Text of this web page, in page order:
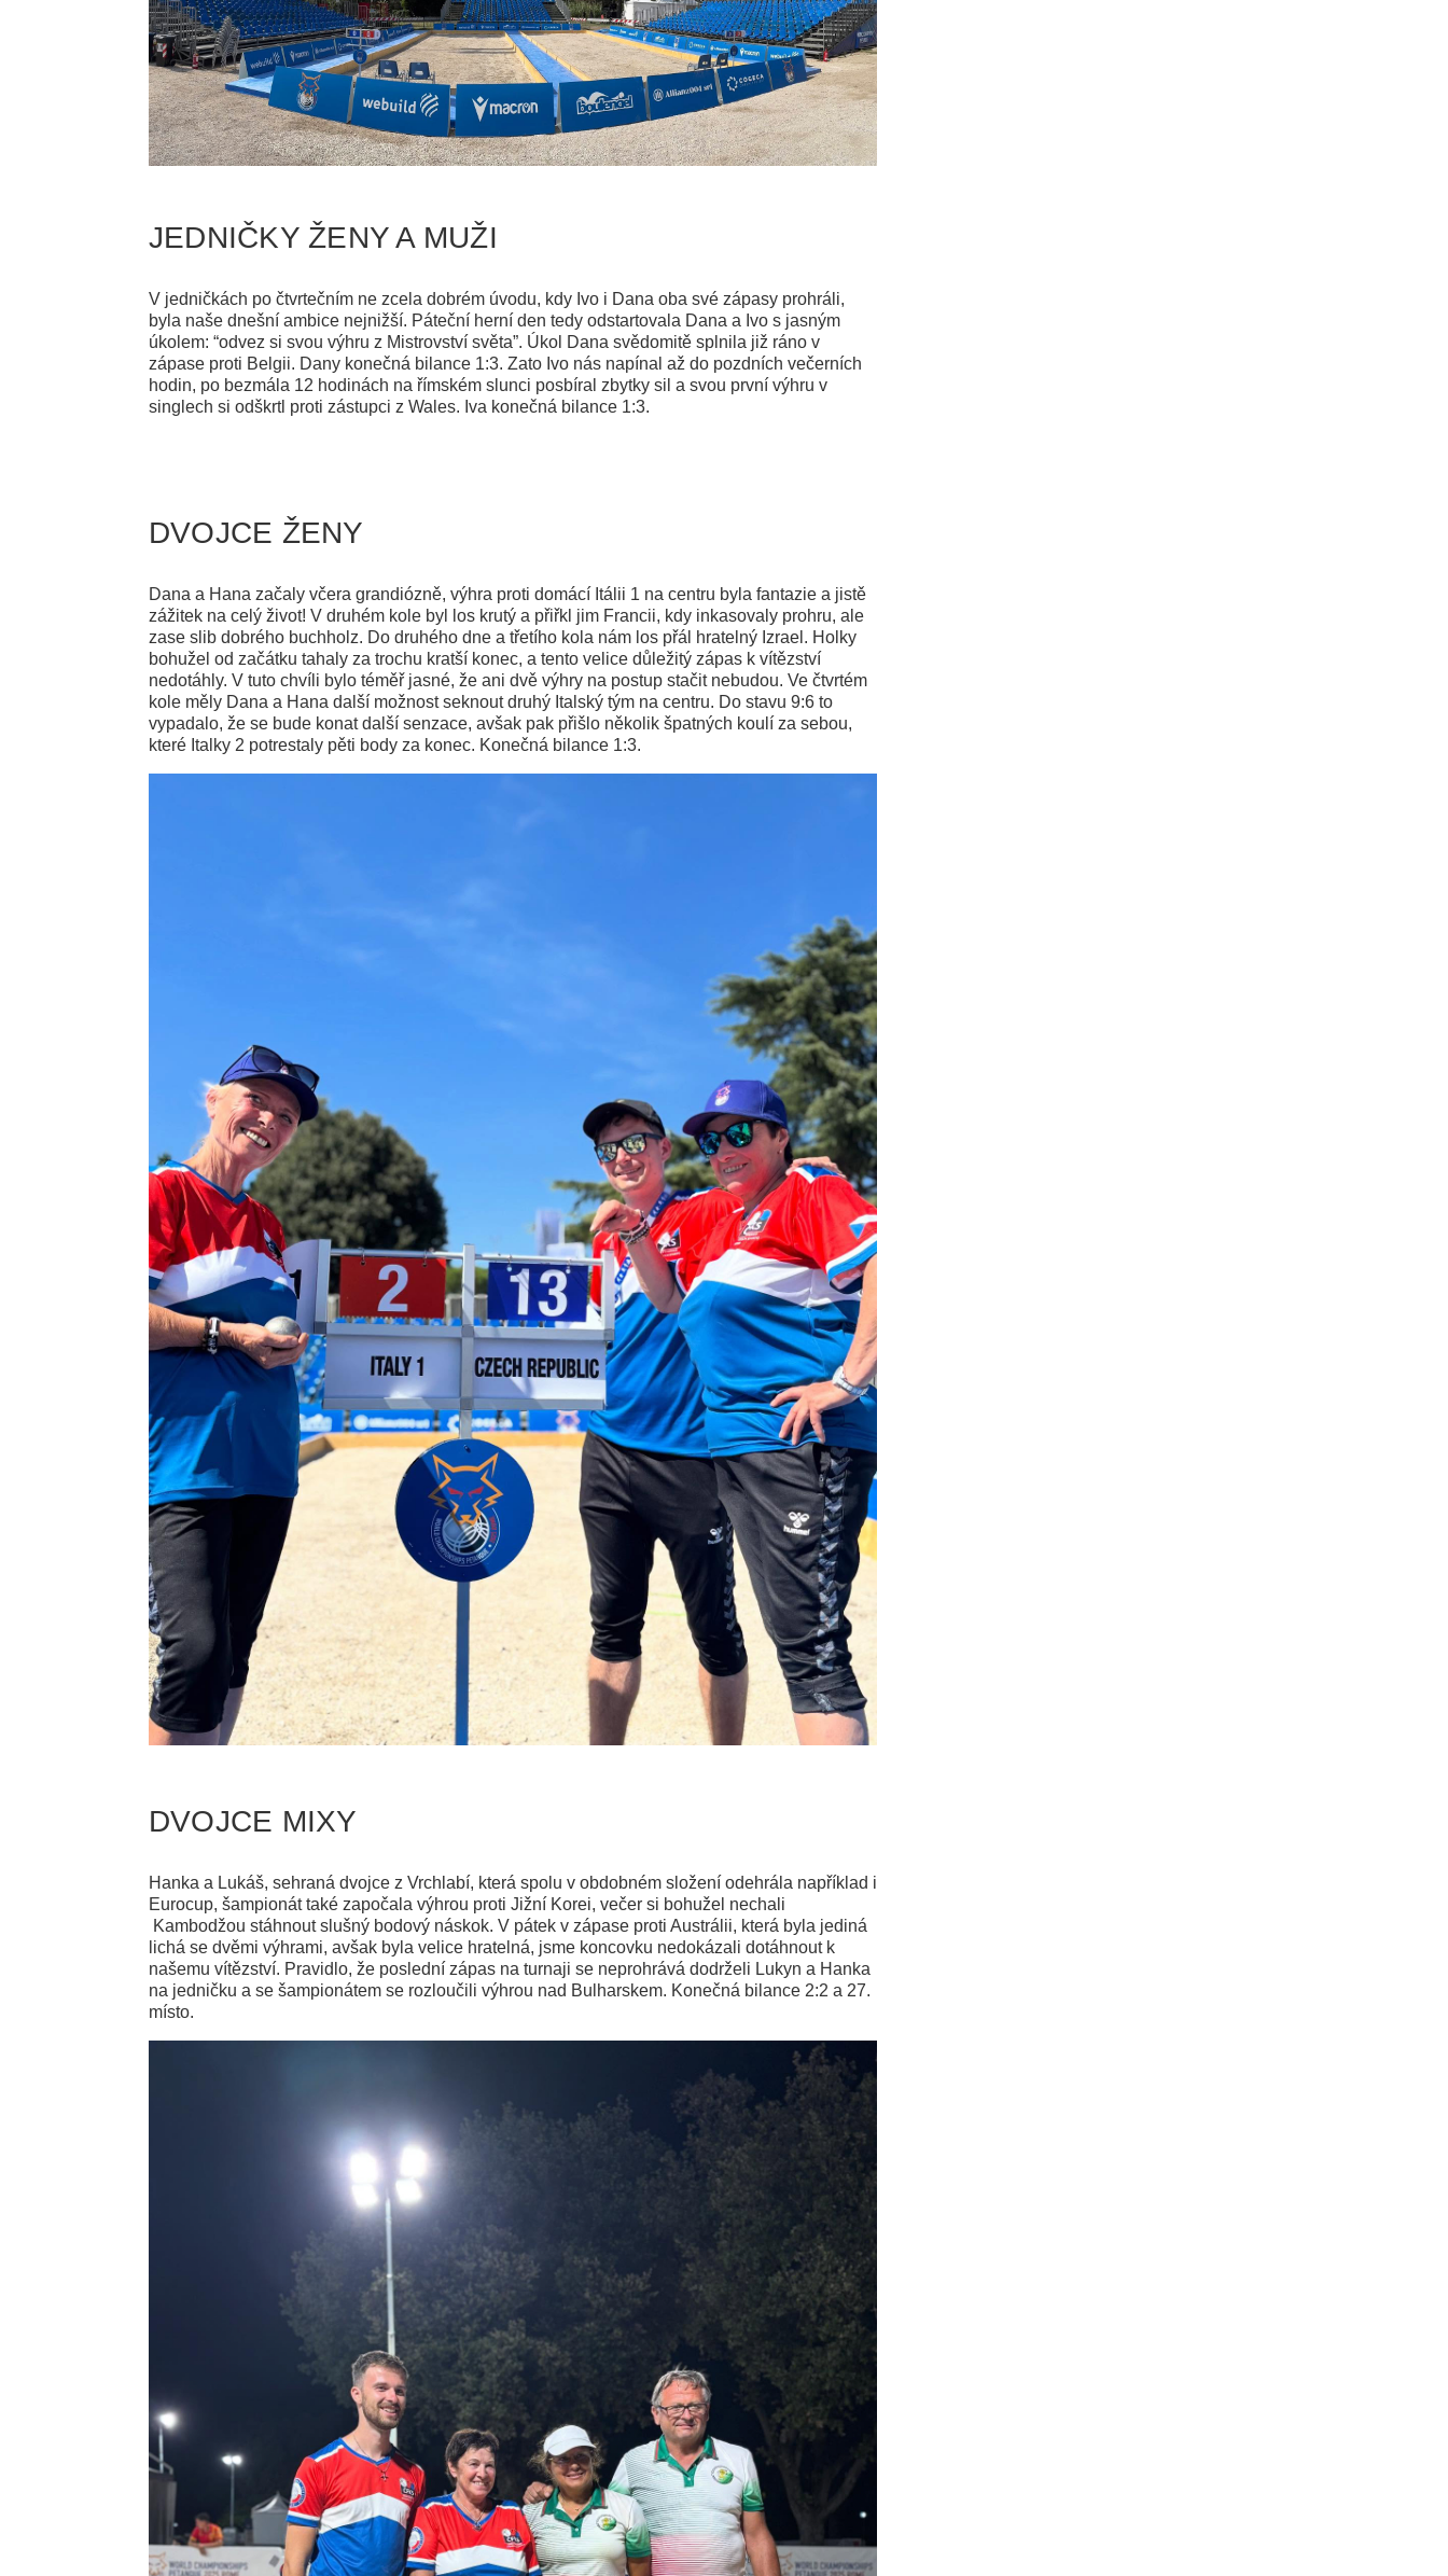
JEDNIČKY ŽENY A MUŽI
V jedničkách po čtvrtečním ne zcela dobrém úvodu, kdy Ivo i Dana oba své zápasy prohráli,
byla naše dnešní ambice nejnižší. Páteční herní den tedy odstartovala Dana a Ivo s jasným
úkolem: “odvez si svou výhru z Mistrovství světa”. Úkol Dana svědomitě splnila již ráno v
zápase proti Belgii. Dany konečná bilance 1:3. Zato Ivo nás napínal až do pozdních večerních
hodin, po bezmála 12 hodinách na římském slunci posbíral zbytky sil a svou první výhru v
singlech si odškrtl proti zástupci z Wales. Iva konečná bilance 1:3.
DVOJCE ŽENY
Dana a Hana začaly včera grandiózně, výhra proti domácí Itálii 1 na centru byla fantazie a jistě
zážitek na celý život! V druhém kole byl los krutý a přiřkl jim Francii, kdy inkasovaly prohru, ale
zase slib dobrého buchholz. Do druhého dne a třetího kola nám los přál hratelný Izrael. Holky
bohužel od začátku tahaly za trochu kratší konec, a tento velice důležitý zápas k vítězství
nedotáhly. V tuto chvíli bylo téměř jasné, že ani dvě výhry na postup stačit nebudou. Ve čtvrtém
kole měly Dana a Hana další možnost seknout druhý Italský tým na centru. Do stavu 9:6 to
vypadalo, že se bude konat další senzace, avšak pak přišlo několik špatných koulí za sebou,
které Italky 2 potrestaly pěti body za konec. Konečná bilance 1:3.
DVOJCE MIXY
Hanka a Lukáš, sehraná dvojce z Vrchlabí, která spolu v obdobném složení odehrála například i
Eurocup, šampionát také započala výhrou proti Jižní Korei, večer si bohužel nechali
Kambodžou stáhnout slušný bodový náskok. V pátek v zápase proti Austrálii, která byla jediná
lichá se dvěmi výhrami, avšak byla velice hratelná, jsme koncovku nedokázali dotáhnout k
našemu vítězství. Pravidlo, že poslední zápas na turnaji se neprohrává dodrželi Lukyn a Hanka
na jedničku a se šampionátem se rozloučili výhrou nad Bulharskem. Konečná bilance 2:2 a 27.
místo.